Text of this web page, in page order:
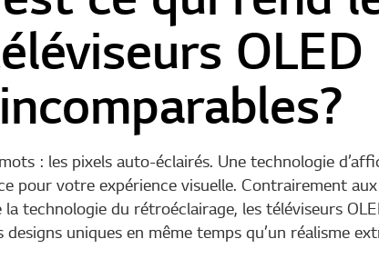
OLED
incomparables?
: les pixels auto-éclairés. Une technologie
pour votre expérience visuelle. Contrairement
technologie du rétroéclairage, les téléviseurs
designs uniques en même temps qu’un réalisme